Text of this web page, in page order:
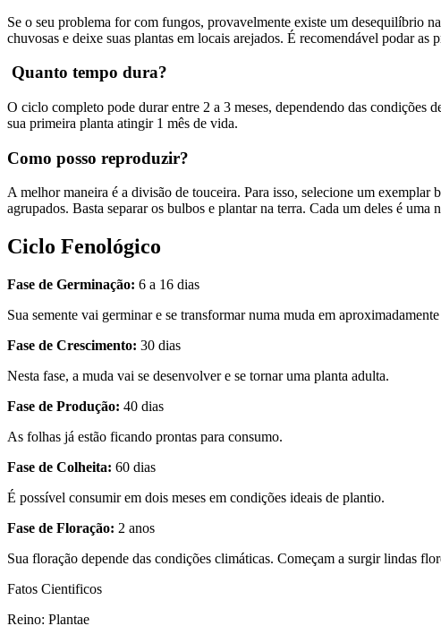
Se o seu problema for com fungos, provavelmente existe um desequilíbrio
chuvosas e deixe suas plantas em locais arejados. É recomendável podar as
Quanto tempo dura?
O ciclo completo pode durar entre 2 a 3 meses, dependendo das condições
sua primeira planta atingir 1 mês de vida.
Como posso reproduzir?
A melhor maneira é a divisão de touceira. Para isso, selecione um
agrupados. Basta separar os bulbos e plantar na terra. Cada um deles é uma
Ciclo Fenológico
Fase de Germinação: 6 a 16 dias
Sua semente vai germinar e se transformar numa muda em
Fase de Crescimento: 30 dias
Nesta fase, a muda vai se desenvolver e se tornar uma planta adulta.
Fase de Produção: 40 dias
As folhas já estão ficando prontas para consumo.
Fase de Colheita: 60 dias
É possível consumir em dois meses em condições ideais de plantio.
Fase de Floração: 2 anos
Sua floração depende das condições climáticas. Começam a surgir lindas
Fatos Cientificos
Reino: Plantae